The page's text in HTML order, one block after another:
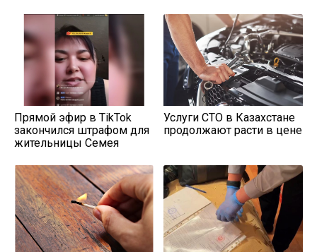
Прямой эфир в TikTok
закончился штрафом для
жительницы Семея
Услуги СТО в Казахстане
продолжают расти в цене